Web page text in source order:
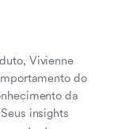
Vivienne
do
da
insights